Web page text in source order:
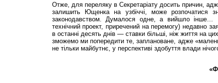
Отже, для переляку в Секретаріату досить причин,
залишить Ющенка на узбіччі, може розпочатися
законодавством. Думалося одне, а вийшло інше…
технічний проект, приречений на перемогу) недавно
в останні десять днів — ставки більші, ніж життя на
зможемо ми попередити те, заплановане, адже
не тільки майбутнє, у перспективі здобуття влади